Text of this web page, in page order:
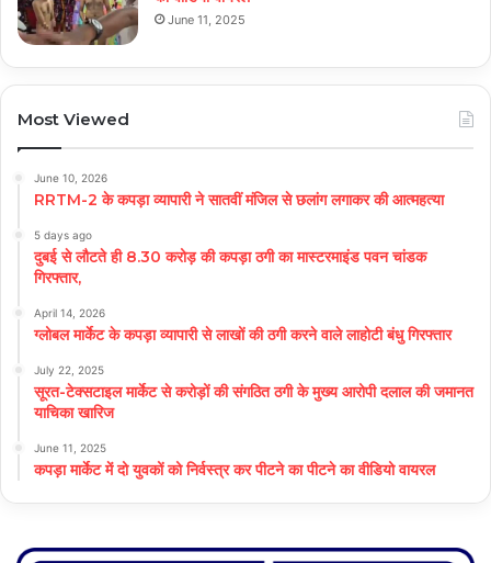
June 11, 2025
Most Viewed
June 10, 2026
RRTM-2 के कपड़ा व्यापारी ने सातवीं मंजिल से छलांग लगाकर की आत्महत्या
5 days ago
दुबई से लौटते ही 8.30 करोड़ की कपड़ा ठगी का मास्टरमाइंड पवन चांडक
गिरफ्तार,
April 14, 2026
ग्लोबल मार्केट के कपड़ा व्यापारी से लाखों की ठगी करने वाले लाहोटी बंधु गिरफ्तार
July 22, 2025
सूरत-टेक्सटाइल मार्केट से करोड़ों की संगठित ठगी के मुख्य आरोपी दलाल की जमानत
याचिका खारिज
June 11, 2025
कपड़ा मार्केट में दो युवकों को निर्वस्त्र कर पीटने का पीटने का वीडियो वायरल